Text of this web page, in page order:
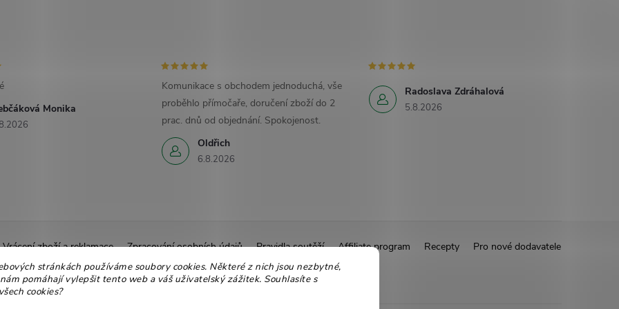
stránkách používáme soubory cookies. Některé z nich jsou nezbytné,
pomáhají vylepšit tento web a váš uživatelský zážitek. Souhlasíte s
cookies?
Monika
Oldřich
6.8.2026
Komunikace s obchodem jednoduchá, vše
proběhlo přímočaře, doručení zboží do 2
prac. dnů od objednání. Spokojenost.
Radoslava Zdráhalová
5.8.2026
Vrácení zboží a reklamace Zpracování osobních údajů Pravidla soutěží Affiliate program Recepty
Pro nové dodavatele
Ekologické balení
Moje objednávka